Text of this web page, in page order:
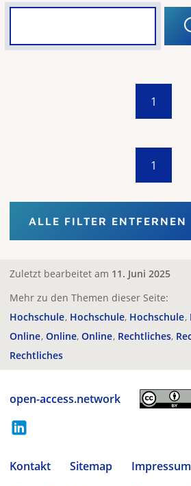
1
1
ALLE FILTER ENTFERNEN
Zuletzt bearbeitet am 11. Juni 2025
Mehr zu den Themen dieser Seite:
Hochschule Hochschule Hochschule
Online Online Online Rechtliches
Rechtliches
open-access.network
Kontakt Sitemap
Impressum